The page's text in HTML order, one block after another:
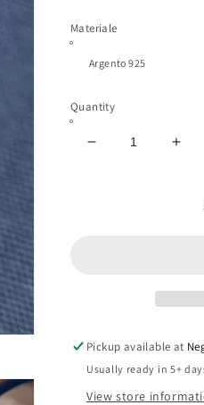
Materiale
Quantity
Decrease
Pickup available at
Usually ready in 5+
View store